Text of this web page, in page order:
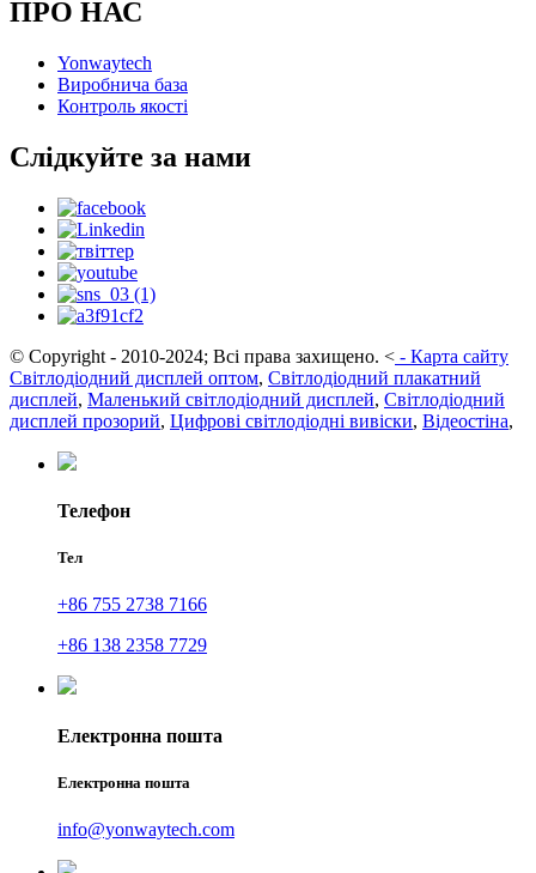
ПРО НАС
Yonwaytech
Виробнича база
Контроль якості
Слідкуйте за нами
© Copyright - 2010-2024; Всі права захищено. < - Карта сайту
Світлодіодний дисплей оптом, Світлодіодний плакатний
дисплей, Маленький світлодіодний дисплей, Світлодіодний
дисплей прозорий, Цифрові світлодіодні вивіски, Відеостіна,
Телефон
Тел
+86 755 2738 7166
+86 138 2358 7729
Електронна пошта
Електронна пошта
info@yonwaytech.com